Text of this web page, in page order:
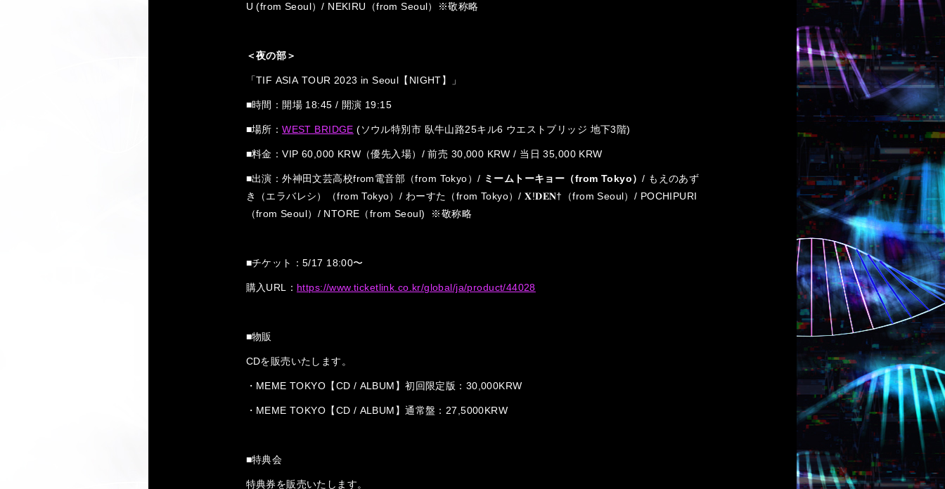
U (from Seoul）/ NEKIRU（from Seoul）※敬称略
＜夜の部＞
「TIF ASIA TOUR 2023 in Seoul【NIGHT】」
■時間：開場 18:45 / 開演 19:15
■場所：WEST BRIDGE (ソウル特別市 臥牛山路25キル6 ウエストブリッジ 地下3階)
■料金：VIP 60,000 KRW（優先入場）/ 前売 30,000 KRW / 当日 35,000 KRW
■出演：外神田文芸高校from電音部（from Tokyo）/ ミームトーキョー（from Tokyo）/ もえのあず
き（エラバレシ）（from Tokyo）/ わーすた（from Tokyo）/ 𝐗!𝐃𝐄𝐍†（from Seoul）/ POCHIPURI
（from Seoul）/ NTORE（from Seoul) ※敬称略
■チケット：5/17 18:00〜
購入URL： https://www.ticketlink.co.kr/global/ja/product/44028
■物販
CDを販売いたします。
・MEME TOKYO【CD / ALBUM】初回限定版：30,000KRW
・MEME TOKYO【CD / ALBUM】通常盤：27,5000KRW
■特典会
特典券を販売いたします。